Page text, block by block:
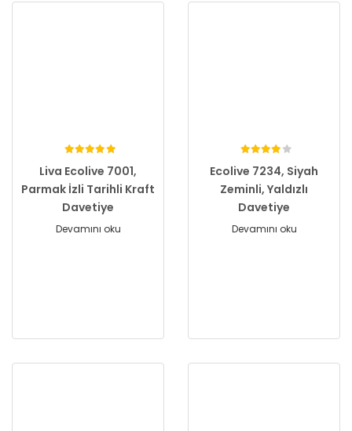
Liva Ecolive 7001,
Parmak İzli Tarihli Kraft
Davetiye
Devamını oku
Ecolive 7234, Siyah
Zeminli, Yaldızlı
Davetiye
Devamını oku